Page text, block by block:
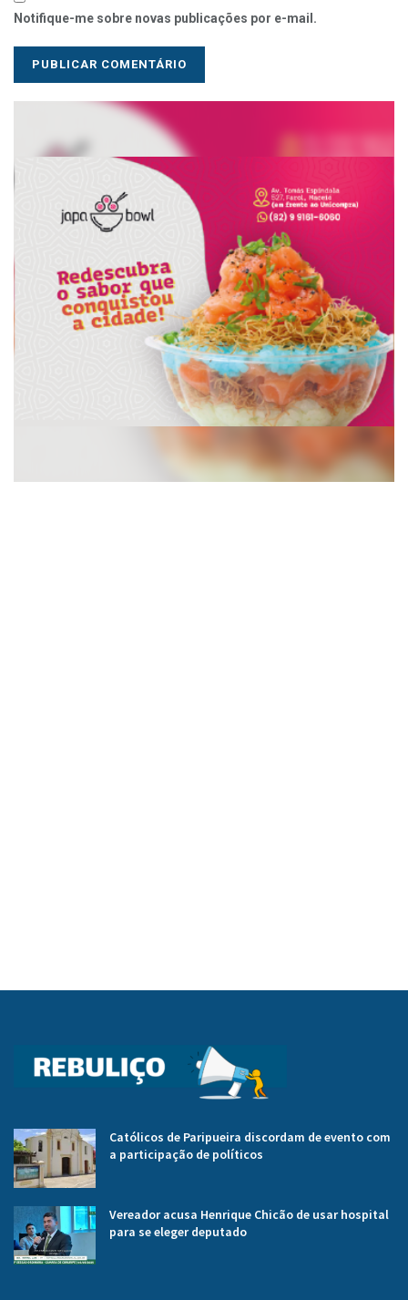
Notifique-me sobre novas publicações por e-mail.
Católicos de Paripueira discordam de evento com
a participação de políticos
Vereador acusa Henrique Chicão de usar hospital
para se eleger deputado